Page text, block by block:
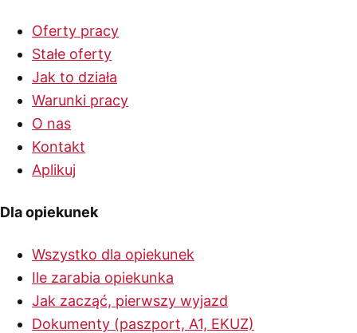
Oferty pracy
Stałe oferty
Jak to działa
Warunki pracy
O nas
Kontakt
Aplikuj
Dla opiekunek
Wszystko dla opiekunek
Ile zarabia opiekunka
Jak zacząć, pierwszy wyjazd
Dokumenty (paszport, A1, EKUZ)